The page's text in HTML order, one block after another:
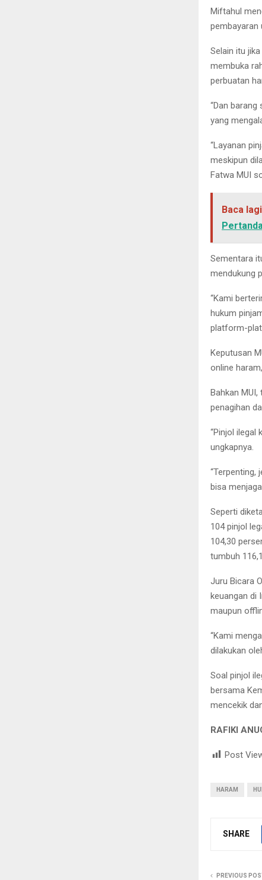
Miftahul
pembayaran
Selain itu
membuka
perbuatan
“Dan
yang
“Layanan
meskipun
Fatwa MUI
Baca lagi
Sementara
mendukung
“Kami
hukum
platform-
Keputusan
online
Bahkan
penagihan
“Pinjol ilegal
ungkapnya.
“Terpenting,
bisa
Seperti
104 pinjol
104,30
tumbuh
Juru Bicara
keuangan di
maupun
“Kami
dilakukan
Soal pinjol
bersama
mencekik
RAFIKI
Post
HARAM
SHARE
PREVIOUS